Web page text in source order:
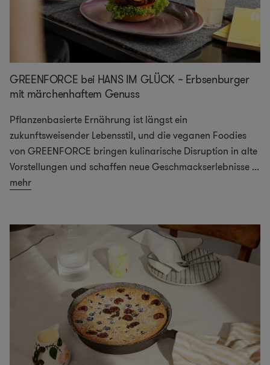
GREENFORCE bei HANS IM GLÜCK – Erbsenburger
mit märchenhaftem Genuss
Pflanzenbasierte Ernährung ist längst ein
zukunftsweisender Lebensstil, und die veganen Foodies
von GREENFORCE bringen kulinarische Disruption in alte
Vorstellungen und schaffen neue Geschmackserlebnisse ...
mehr